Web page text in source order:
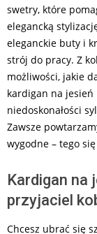
swetry, które
elegancką
eleganckie buty i
strój do pracy. Z
możliwości, jakie
kardigan na jesień
niedoskonałości
Zawsze
wygodne – tego
Kardigan na
przyjaciel
Chcesz ubrać się